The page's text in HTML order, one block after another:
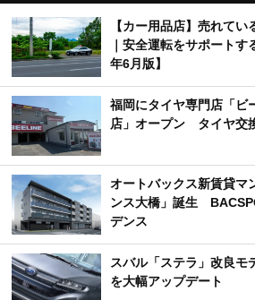
【カー用品店】売れて
｜安全運転をサポート
年6月版】
福岡にタイヤ専門店「ビ
店」オープン タイヤ交
オートバックス新賃貸マ
ンス大橋」誕生
デンス
スバル「ステラ」改良
を大幅アップデート